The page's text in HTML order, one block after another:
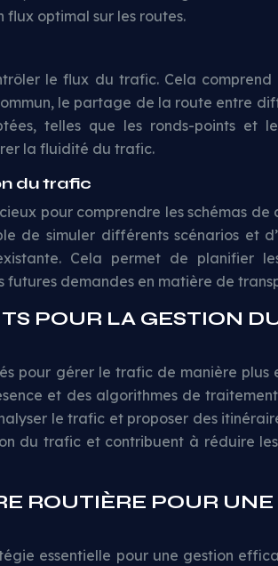
flux optimal sur les routes.
le flux du trafic. Cela comprend
le partage de la route entre
telles que les ronds-points et
la fluidité du trafic.
du trafic
pour comprendre les schémas de
de simuler différents scénarios et
Cela permet de planifier
demandes en matière de
POUR LA GESTION
pour gérer le trafic de manière plus
et des algorithmes de
le trafic et proposer des
du trafic et contribuent à réduire
ROUTIÈRE POUR UNE
essentielle pour une gestion